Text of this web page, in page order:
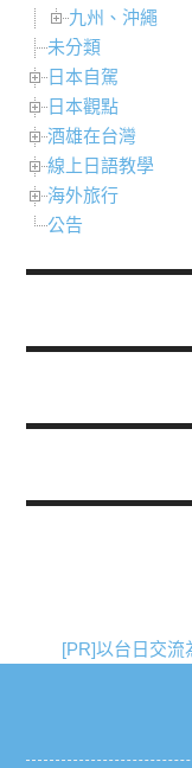
九州、沖繩
未分類
日本自駕
日本觀點
酒雄在台灣
線上日語教學
海外旅行
公告
[PR]以台日交流